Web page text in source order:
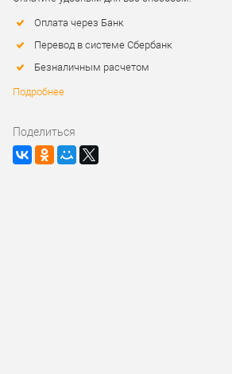
Оплата через Банк
Перевод в системе Сбербанк
Безналичным расчетом
Подробнее
Поделиться